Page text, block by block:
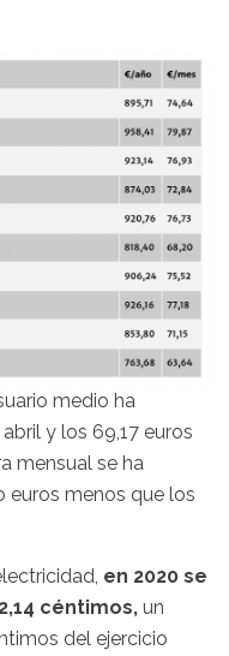
medio ha
y los 69,17 euros
mensual se ha
euros menos que los
en 2020 se
céntimos, un
del ejercicio